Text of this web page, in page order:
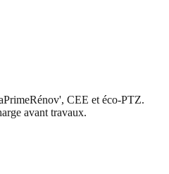
CEE et éco-PTZ.
avant travaux.